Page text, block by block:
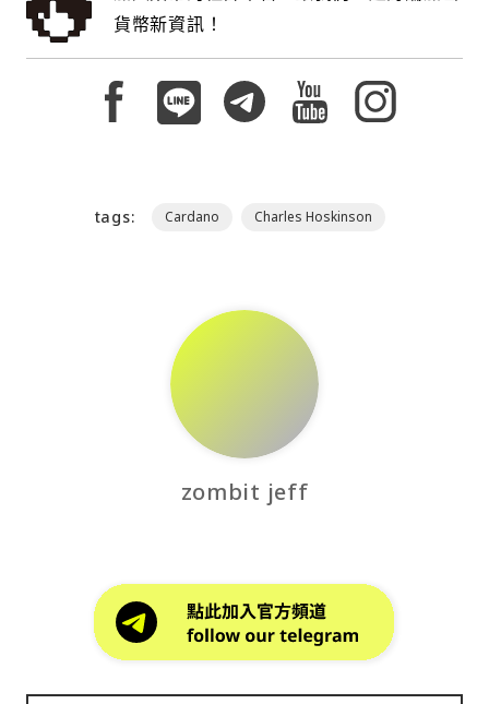
貨幣新資訊！
tags: Cardano Charles Hoskinson
zombit jeff